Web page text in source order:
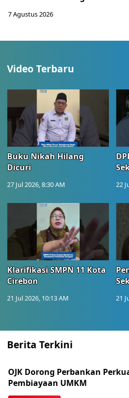
7 Agustus 2026
Video Terbaru
Buku Nikah Hilang
Dicuri
27 Jul 2026, 8:30 AM 22
Klarifikasi SMPN 11 Kota
Cirebon
21 Jul 2026, 10:13 AM 21
Berita Terkini
OJK Dorong Perbankan
Pembiayaan UMKM